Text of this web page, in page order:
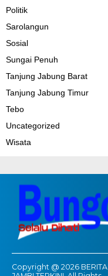
Politik
Sarolangun
Sosial
Sungai Penuh
Tanjung Jabung Barat
Tanjung Jabung Timur
Tebo
Uncategorized
Wisata
Copyright @ 2026 BERITA